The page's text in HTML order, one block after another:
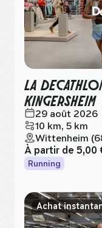
LA
KINGERSHEIM
29 août 2026
10 km, 5 km
Wittenheim
À partir de 5,00
Running
Achat